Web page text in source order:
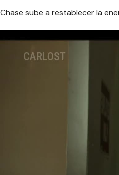
Chase sube a restablecer la